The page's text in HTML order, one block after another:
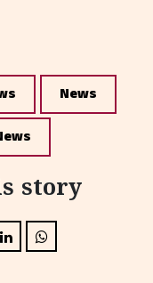
News
story